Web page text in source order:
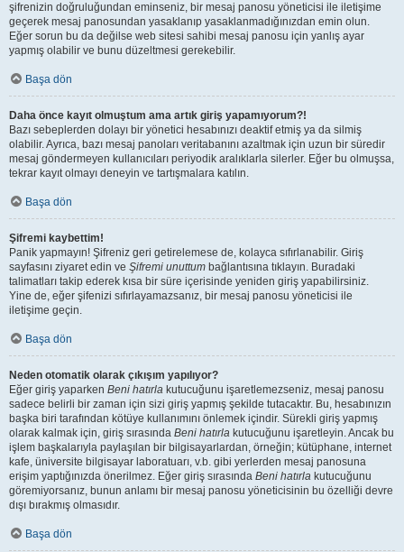
şifrenizin doğruluğundan eminseniz, bir mesaj panosu yöneticisi ile iletişime
geçerek mesaj panosundan yasaklanıp yasaklanmadığınızdan emin olun.
Eğer sorun bu da değilse web sitesi sahibi mesaj panosu için yanlış ayar
yapmış olabilir ve bunu düzeltmesi gerekebilir.
Başa dön
Daha önce kayıt olmuştum ama artık giriş yapamıyorum?!
Bazı sebeplerden dolayı bir yönetici hesabınızı deaktif etmiş ya da silmiş
olabilir. Ayrıca, bazı mesaj panoları veritabanını azaltmak için uzun bir süredir
mesaj göndermeyen kullanıcıları periyodik aralıklarla silerler. Eğer bu olmuşsa,
tekrar kayıt olmayı deneyin ve tartışmalara katılın.
Başa dön
Şifremi kaybettim!
Panik yapmayın! Şifreniz geri getirelemese de, kolayca sıfırlanabilir. Giriş
sayfasını ziyaret edin ve Şifremi unuttum bağlantısına tıklayın. Buradaki
talimatları takip ederek kısa bir süre içerisinde yeniden giriş yapabilirsiniz.
Yine de, eğer şifenizi sıfırlayamazsanız, bir mesaj panosu yöneticisi ile
iletişime geçin.
Başa dön
Neden otomatik olarak çıkışım yapılıyor?
Eğer giriş yaparken Beni hatırla kutucuğunu işaretlemezseniz, mesaj panosu
sadece belirli bir zaman için sizi giriş yapmış şekilde tutacaktır. Bu, hesabınızın
başka biri tarafından kötüye kullanımını önlemek içindir. Sürekli giriş yapmış
olarak kalmak için, giriş sırasında Beni hatırla kutucuğunu işaretleyin. Ancak bu
işlem başkalarıyla paylaşılan bir bilgisayarlardan, örneğin; kütüphane, internet
kafe, üniversite bilgisayar laboratuarı, v.b. gibi yerlerden mesaj panosuna
erişim yaptığınızda önerilmez. Eğer giriş sırasında Beni hatırla kutucuğunu
göremiyorsanız, bunun anlamı bir mesaj panosu yöneticisinin bu özelliği devre
dışı bırakmış olmasıdır.
Başa dön